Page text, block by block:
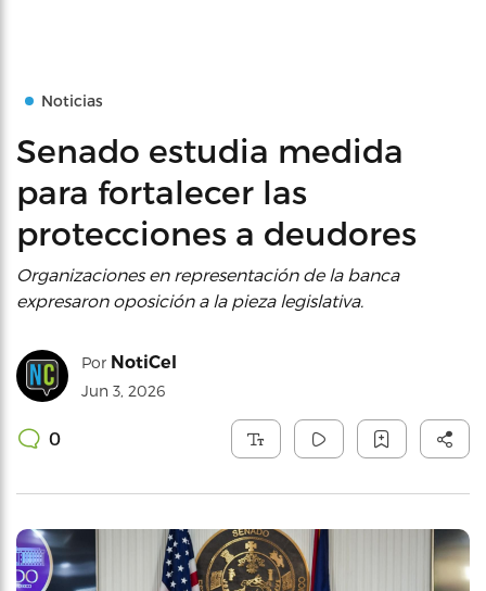
Noticias
Senado estudia medida
para fortalecer las
protecciones a deudores
Organizaciones en representación de la banca
expresaron oposición a la pieza legislativa.
Por NotiCel
Jun 3, 2026
0